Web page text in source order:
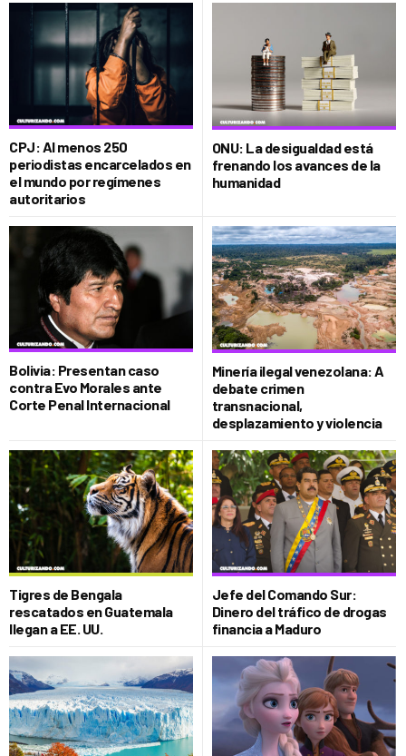
CPJ: Al menos 250
periodistas encarcelados en
el mundo por regímenes
autoritarios
ONU: La desigualdad está
frenando los avances de la
humanidad
Bolivia: Presentan caso
contra Evo Morales ante
Corte Penal Internacional
Minería ilegal venezolana: A
debate crimen
transnacional,
desplazamiento y violencia
Tigres de Bengala
rescatados en Guatemala
llegan a EE. UU.
Jefe del Comando Sur:
Dinero del tráfico de drogas
financia a Maduro